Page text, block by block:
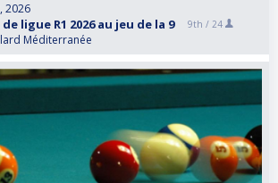
2026
ligue R1 2026 au jeu de la 9
Méditerranée
9th / 24